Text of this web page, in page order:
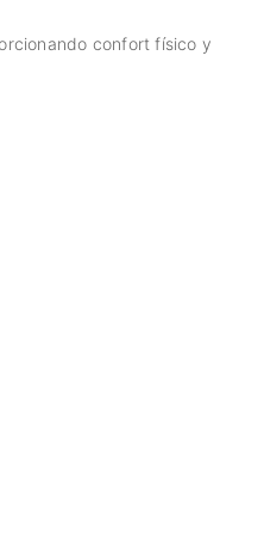
confort físico y